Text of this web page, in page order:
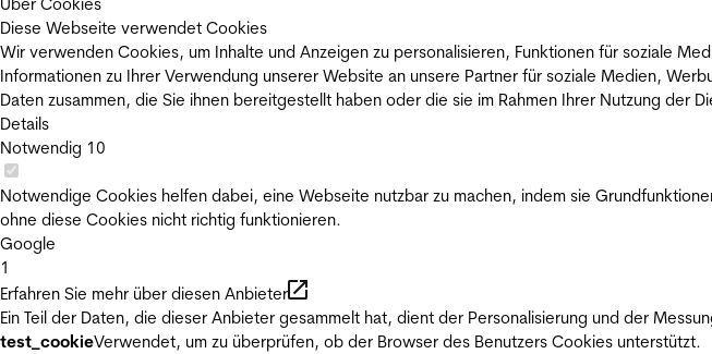
Diese Webseite verwendet Cookies
Wir verwenden Cookies, um Inhalte und Anzeigen zu personalisieren, Funktionen für soziale
Informationen zu Ihrer Verwendung unserer Website an unsere Partner für soziale Medien,
Daten zusammen, die Sie ihnen bereitgestellt haben oder die sie im Rahmen Ihrer Nutzung der
Details
Notwendig 10
Notwendige Cookies helfen dabei, eine Webseite nutzbar zu machen, indem sie
ohne diese Cookies nicht richtig funktionieren.
Google
1
Erfahren Sie mehr über diesen Anbieter
Ein Teil der Daten, die dieser Anbieter gesammelt hat, dient der Personalisierung und der
test_cookieVerwendet, um zu überprüfen, ob der Browser des Benutzers Cookies unterstützt.